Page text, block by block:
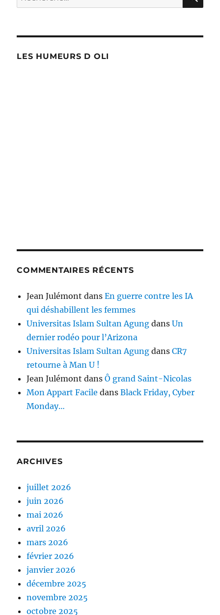
pour :
LES HUMEURS D OLI
COMMENTAIRES RÉCENTS
Jean Julémont dansEn guerre contre les IA
qui déshabillent les femmes
Universitas Islam Sultan Agung dansUn
dernier rodéo pour l’Arizona
Universitas Islam Sultan Agung dansCR7
retourne à Man U !
Jean Julémont dansÔ grand Saint-Nicolas
Mon Appart Facile dansBlack Friday, Cyber
Monday…
ARCHIVES
juillet 2026
juin 2026
mai 2026
avril 2026
mars 2026
février 2026
janvier 2026
décembre 2025
novembre 2025
octobre 2025